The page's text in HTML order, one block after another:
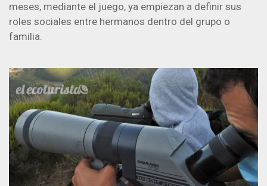
meses, mediante el juego, ya empiezan a definir sus
roles sociales entre hermanos dentro del grupo o
familia.